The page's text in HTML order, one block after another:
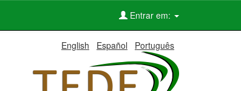
Entrar em:
English Español Português